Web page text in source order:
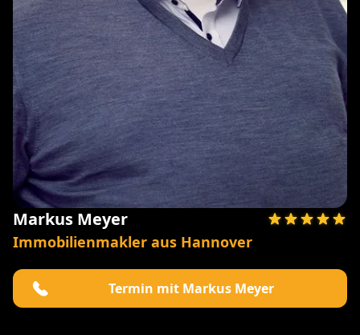
Markus Meyer
Immobilienmakler aus Hannover
Termin mit Markus Meyer